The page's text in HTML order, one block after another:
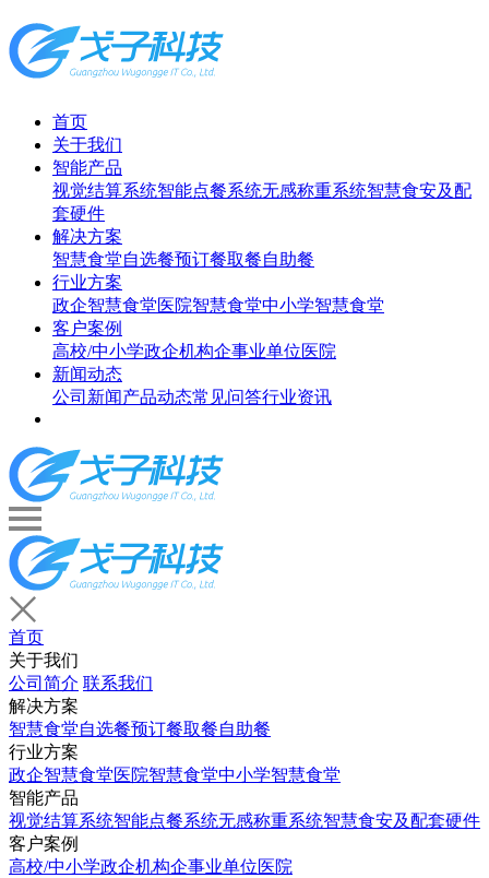
首页
关于我们
智能产品
视觉结算系统智能点餐系统无感称重系统智慧食安及配
套硬件
解决方案
智慧食堂自选餐预订餐取餐自助餐
行业方案
政企智慧食堂医院智慧食堂中小学智慧食堂
客户案例
高校/中小学政企机构企事业单位医院
新闻动态
公司新闻产品动态常见问答行业资讯
首页
关于我们
公司简介 联系我们
解决方案
智慧食堂自选餐预订餐取餐自助餐
行业方案
政企智慧食堂医院智慧食堂中小学智慧食堂
智能产品
视觉结算系统智能点餐系统无感称重系统智慧食安及配套硬件
客户案例
高校/中小学政企机构企事业单位医院